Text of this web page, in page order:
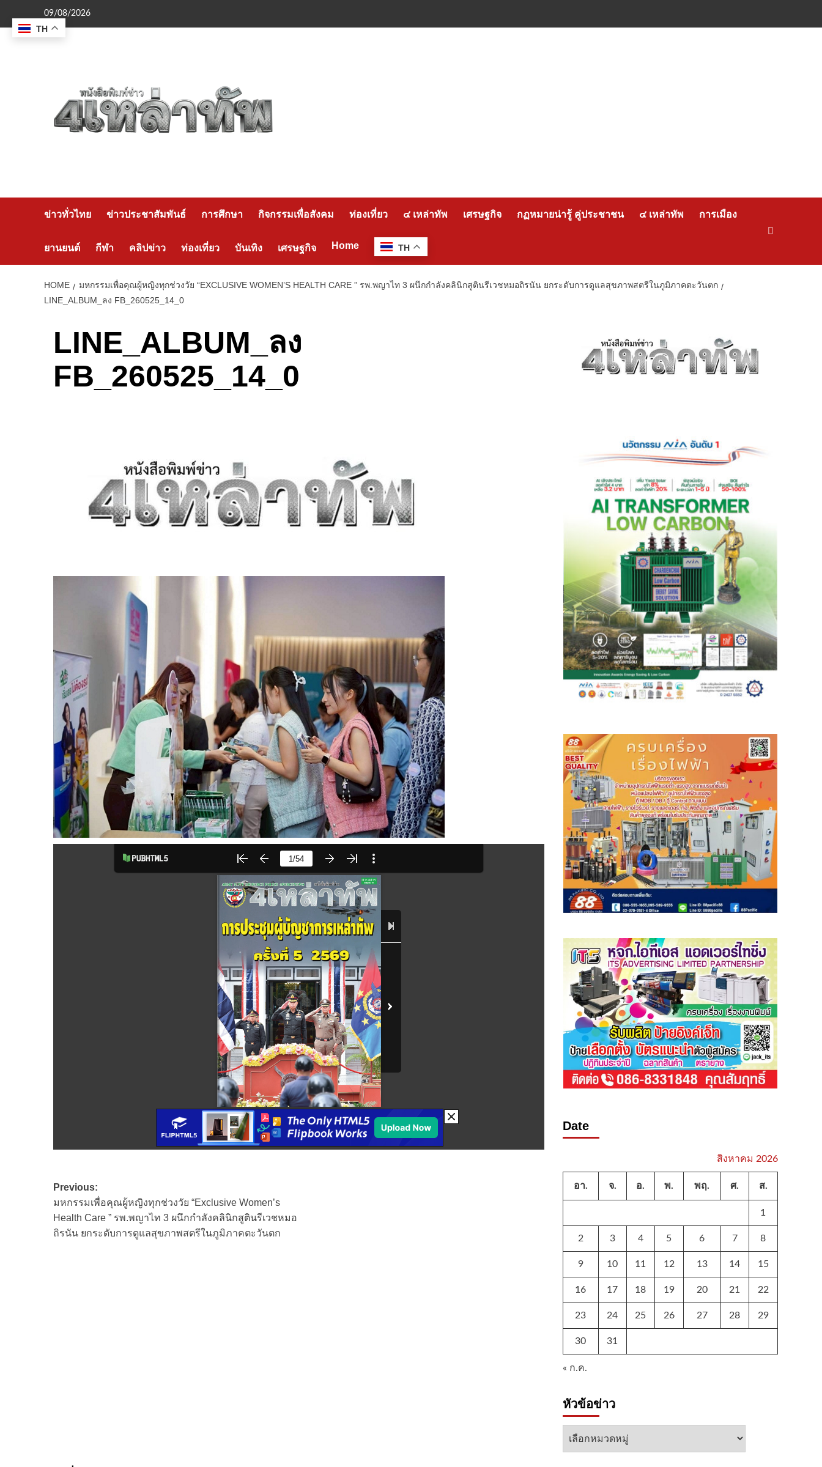
content
09/08/2026
ข่าวทั่วไทย ข่าวประชาสัมพันธ์ การศึกษา กิจกรรมเพื่อสังคม ท่องเที่ยว ๔ เหล่าทัพ เศรษฐกิจ กฏหมายน่ารู้ คู่ประชาชน ๔ เหล่าทัพ การเมือง
ยานยนต์ กีฬา คลิปข่าว ท่องเที่ยว บันเทิง เศรษฐกิจ Home TH
HOME
มหกรรมเพื่อคุณผู้หญิงทุกช่วงวัย “EXCLUSIVE WOMEN’S HEALTH CARE ” รพ.พญาไท 3 ผนึกกำลังคลินิกสูตินรีเวชหมอถิรนัน ยกระดับการดูแลสุขภาพสตรีในภูมิภาคตะวันตก
LINE_ALBUM_ลง FB_260525_14_0
LINE_ALBUM_ลง
FB_260525_14_0
Post
navigation
Previous:
มหกรรมเพื่อคุณผู้หญิงทุกช่วงวัย “Exclusive Women’s
Health Care ” รพ.พญาไท 3 ผนึกกำลังคลินิกสูตินรีเวชหมอ
ถิรนัน ยกระดับการดูแลสุขภาพสตรีในภูมิภาคตะวันตก
Date
สิงหาคม 2026
อา. จ. อ. พ. พฤ. ศ. ส.
1
2 3 4 5 6 7 8
9 10 11 12 13 14 15
16 17 18 19 20 21 22
23 24 25 26 27 28 29
30 31
« ก.ค.
หัวข้อข่าว
หัวข้อ
TH